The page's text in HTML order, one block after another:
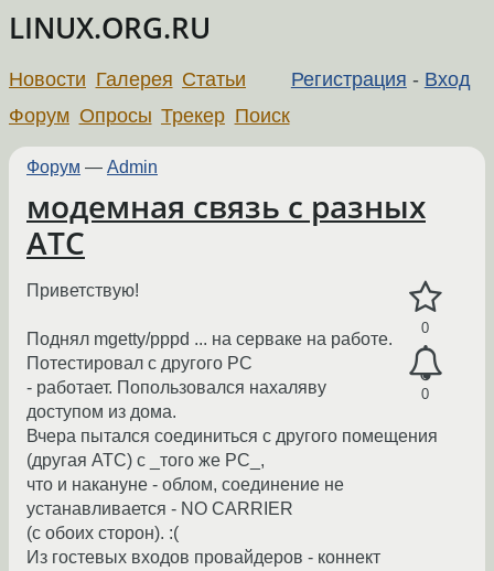
LINUX.ORG.RU
Регистрация - Вход
Новости Галерея Статьи
Форум Опросы Трекер Поиск
Форум — Admin
модемная связь с разных
АТС
0
0
Приветствую!
Поднял mgetty/pppd ... на серваке на работе.
Потестировал с другого PC
- работает. Попользовался нахаляву
доступом из дома.
Вчера пытался соединиться с другого помещения
(другая АТС) с _того же PC_,
что и накануне - облом, соединение не
устанавливается - NO CARRIER
(с обоих сторон). :(
Из гостевых входов провайдеров - коннект